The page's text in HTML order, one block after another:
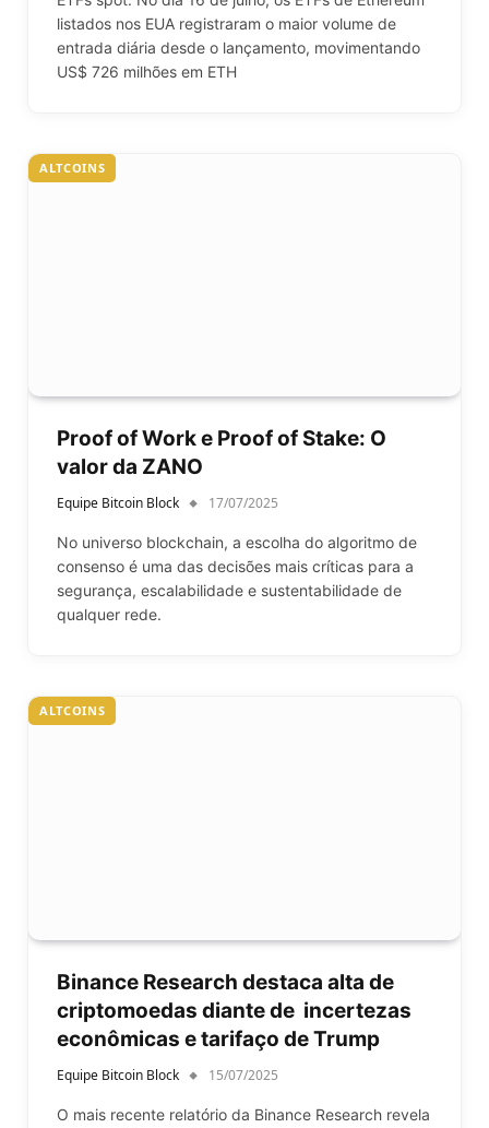
listados nos EUA registraram o maior volume de
entrada diária desde o lançamento, movimentando
US$ 726 milhões em ETH
ALTCOINS
Proof of Work e Proof of Stake: O
valor da ZANO
Equipe Bitcoin Block 17/07/2025
No universo blockchain, a escolha do algoritmo de
consenso é uma das decisões mais críticas para a
segurança, escalabilidade e sustentabilidade de
qualquer rede.
ALTCOINS
Binance Research destaca alta de
criptomoedas diante de incertezas
econômicas e tarifaço de Trump
Equipe Bitcoin Block 15/07/2025
O mais recente relatório da Binance Research revela